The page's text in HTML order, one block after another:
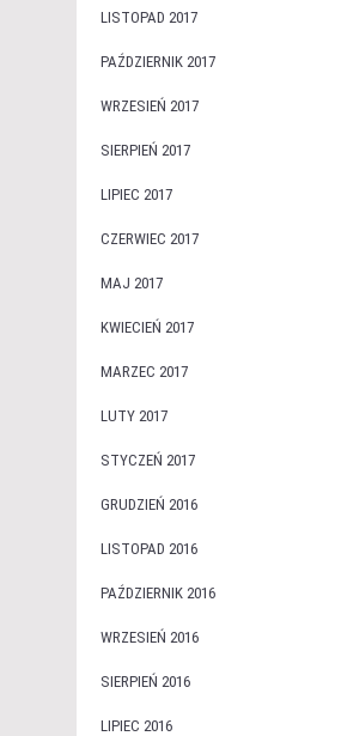
LISTOPAD 2017
PAŹDZIERNIK 2017
WRZESIEŃ 2017
SIERPIEŃ 2017
LIPIEC 2017
CZERWIEC 2017
MAJ 2017
KWIECIEŃ 2017
MARZEC 2017
LUTY 2017
STYCZEŃ 2017
GRUDZIEŃ 2016
LISTOPAD 2016
PAŹDZIERNIK 2016
WRZESIEŃ 2016
SIERPIEŃ 2016
LIPIEC 2016